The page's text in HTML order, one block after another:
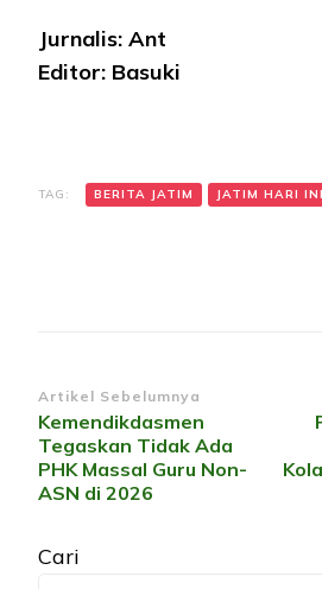
Jurnalis: Ant
Editor: Basuki
TAG: BERITA JATIM JATIM HARI INI
Navigasi
Artikel
Artikel Sebelumnya
Kemendikdasmen
Tegaskan Tidak Ada
PHK Massal Guru Non-
ASN di 2026
Cari